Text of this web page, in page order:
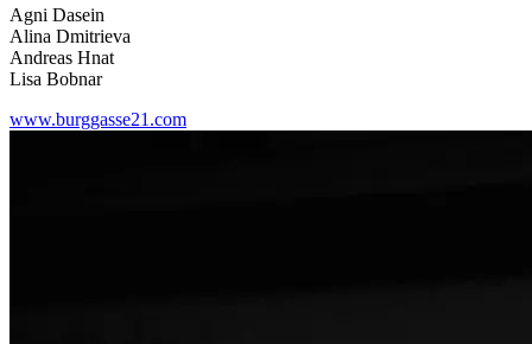
Agni Dasein
Alina Dmitrieva
Andreas Hnat
Lisa Bobnar
www.burggasse21.com